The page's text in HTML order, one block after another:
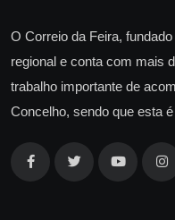
O Correio da Feira,
regional e conta com mais
trabalho importante de
Concelho, sendo que esta